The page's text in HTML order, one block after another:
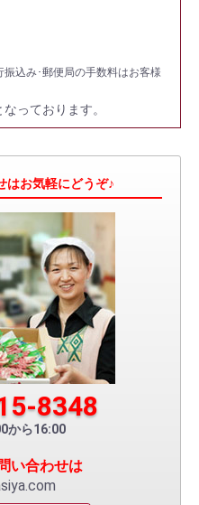
込み･郵便局の手数料はお客様
っております。
はお気軽にどうぞ♪
8348
から16:00
い合わせは